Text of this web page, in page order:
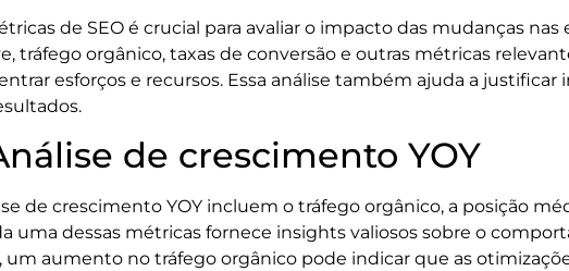
de SEO é crucial para avaliar o impacto das mudanças
tráfego orgânico, taxas de conversão e outras métricas
esforços e recursos. Essa análise também ajuda a justificar
de crescimento YOY
de crescimento YOY incluem o tráfego orgânico, a posição
uma dessas métricas fornece insights valiosos sobre o
um aumento no tráfego orgânico pode indicar que as